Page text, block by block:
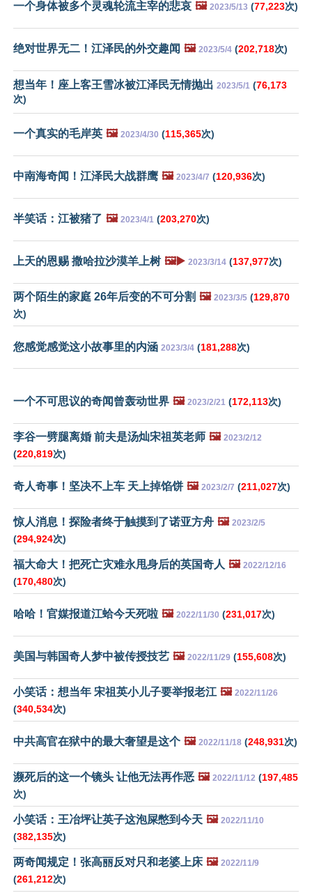
一个身体被多个灵魂轮流主宰的悲哀 🖼️ 2023/5/13 (77,223次)
绝对世界无二！江泽民的外交趣闻 🖼️ 2023/5/4 (202,718次)
想当年！座上客王雪冰被江泽民无情抛出 2023/5/1 (76,173
次)
一个真实的毛岸英 🖼️ 2023/4/30 (115,365次)
中南海奇闻！江泽民大战群鹰 🖼️ 2023/4/7 (120,936次)
半笑话：江被猪了 🖼️ 2023/4/1 (203,270次)
上天的恩赐 撒哈拉沙漠羊上树 🖼️▶️ 2023/3/14 (137,977次)
两个陌生的家庭 26年后变的不可分割 🖼️ 2023/3/5 (129,870
次)
您感觉感觉这小故事里的内涵 2023/3/4 (181,288次)
一个不可思议的奇闻曾轰动世界 🖼️ 2023/2/21 (172,113次)
李谷一劈腿离婚 前夫是汤灿宋祖英老师 🖼️ 2023/2/12
(220,819次)
奇人奇事！坚决不上车 天上掉馅饼 🖼️ 2023/2/7 (211,027次)
惊人消息！探险者终于触摸到了诺亚方舟 🖼️ 2023/2/5
(294,924次)
福大命大！把死亡灾难永甩身后的英国奇人 🖼️ 2022/12/16
(170,480次)
哈哈！官媒报道江蛤今天死啦 🖼️ 2022/11/30 (231,017次)
美国与韩国奇人梦中被传授技艺 🖼️ 2022/11/29 (155,608次)
小笑话：想当年 宋祖英小儿子要举报老江 🖼️ 2022/11/26
(340,534次)
中共高官在狱中的最大奢望是这个 🖼️ 2022/11/18 (248,931次)
濒死后的这一个镜头 让他无法再作恶 🖼️ 2022/11/12 (197,485
次)
小笑话：王冶坪让英子这泡屎憋到今天 🖼️ 2022/11/10
(382,135次)
两奇闻规定！张高丽反对只和老婆上床 🖼️ 2022/11/9
(261,212次)